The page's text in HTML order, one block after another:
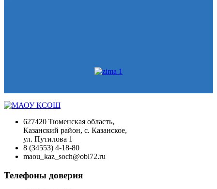
627420 Тюменская область,
Казанский район, с. Казанское,
ул. Путилова 1
8 (34553) 4-18-80
maou_kaz_soch@obl72.ru
Телефоны доверия